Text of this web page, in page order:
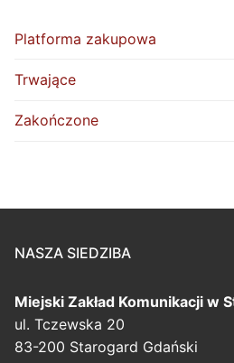
Platforma zakupowa
Trwające
Zakończone
NASZA SIEDZIBA
Miejski Zakład Komunikacji w
ul. Tczewska 20
83-200 Starogard Gdański